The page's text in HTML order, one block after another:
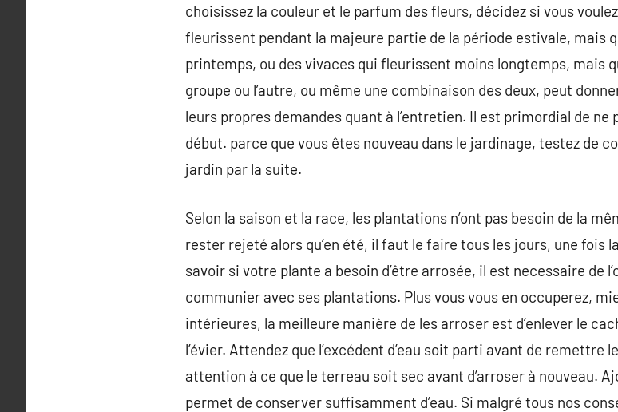
choisissez la couleur et le parfum des fleurs, décidez si vous
fleurissent pendant la majeure partie de la période estivale, mais
printemps, ou des vivaces qui fleurissent moins longtemps, mais
groupe ou l’autre, ou même une combinaison des deux, peut
leurs propres demandes quant à l’entretien. Il est primordial de ne
début. parce que vous êtes nouveau dans le jardinage, testez de
jardin par la suite.
Selon la saison et la race, les plantations n’ont pas besoin de la
rester rejeté alors qu’en été, il faut le faire tous les jours, une fois
savoir si votre plante a besoin d’être arrosée, il est necessaire de
communier avec ses plantations. Plus vous vous en occuperez,
intérieures, la meilleure manière de les arroser est d’enlever le
l’évier. Attendez que l’excédent d’eau soit parti avant de
attention à ce que le terreau soit sec avant d’arroser à nouveau.
permet de conserver suffisamment d’eau. Si malgré tous nos